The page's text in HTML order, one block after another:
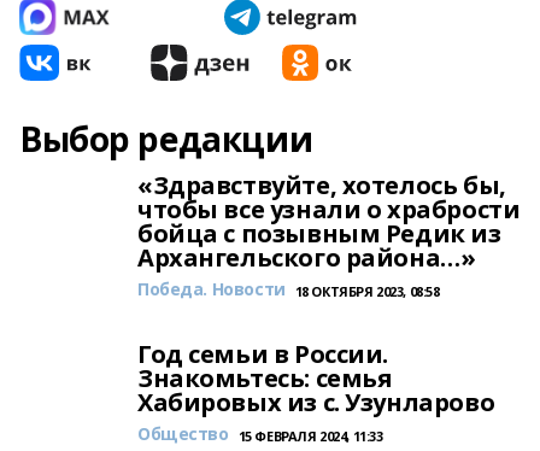
Выбор редакции
«Здравствуйте, хотелось бы,
чтобы все узнали о храбрости
бойца с позывным Редик из
Архангельского района…»
Победа. Новости 18 ОКТЯБРЯ 2023, 08:58
Год семьи в России.
Знакомьтесь: семья
Хабировых из с. Узунларово
Общество 15 ФЕВРАЛЯ 2024, 11:33